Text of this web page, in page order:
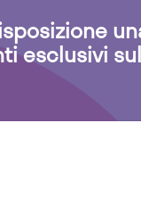
esclusivi